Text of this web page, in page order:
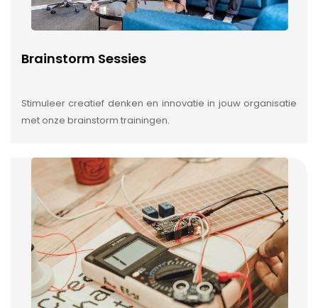
Brainstorm Sessies
Stimuleer creatief denken en innovatie in jouw organisatie
met onze brainstorm trainingen.